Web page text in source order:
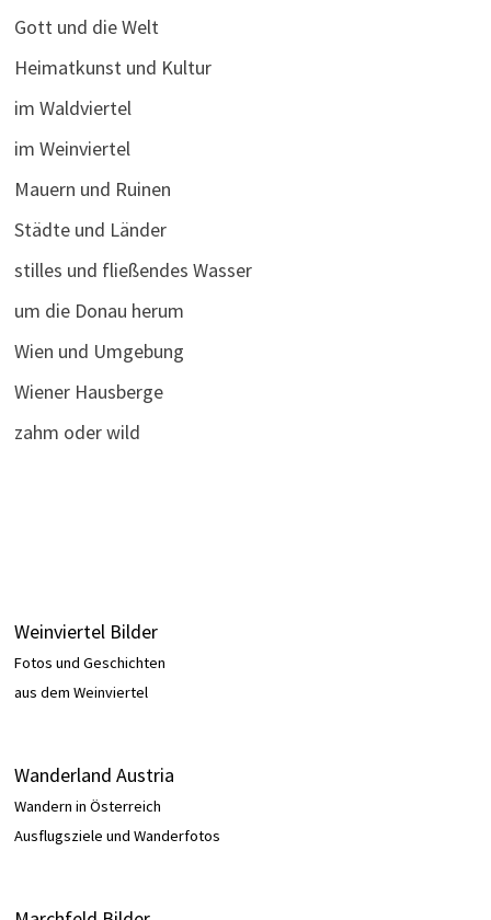
Gott und die Welt
Heimatkunst und Kultur
im Waldviertel
im Weinviertel
Mauern und Ruinen
Städte und Länder
stilles und fließendes Wasser
um die Donau herum
Wien und Umgebung
Wiener Hausberge
zahm oder wild
Weinviertel Bilder
Fotos und Geschichten
aus dem Weinviertel
Wanderland Austria
Wandern in Österreich
Ausflugsziele und Wanderfotos